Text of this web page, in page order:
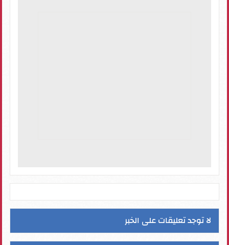
لا توجد تعليقات على الخبر